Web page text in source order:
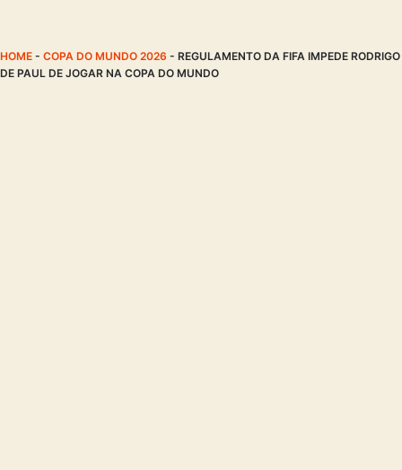
HOME - COPA DO MUNDO 2026 - REGULAMENTO DA FIFA IMPEDE RODRIGO
DE PAUL DE JOGAR NA COPA DO MUNDO